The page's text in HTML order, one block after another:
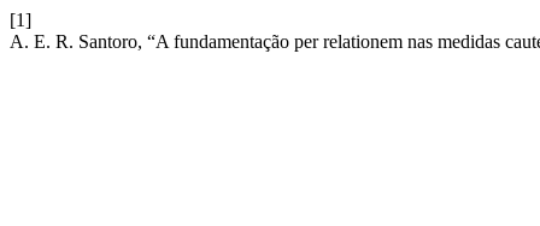
[1]
A. E. R. Santoro, “A fundamentação per relationem nas medidas